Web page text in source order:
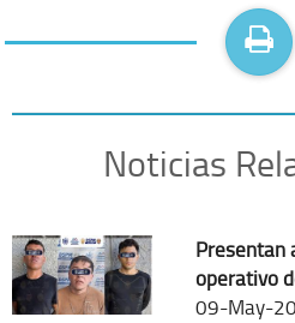
Noticias
Presentan
operativo
09-May-